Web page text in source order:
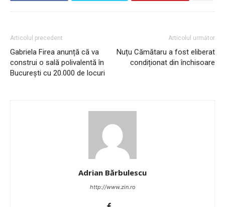
Articolul precedent
Gabriela Firea anunță că va
construi o sală polivalentă în
București cu 20.000 de locuri
Articolul următor
Nuțu Cămătaru a fost eliberat
condiționat din închisoare
Adrian Bărbulescu
http://www.zin.ro